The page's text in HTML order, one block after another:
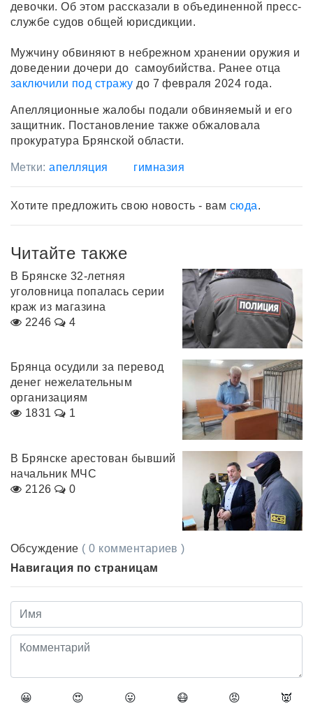
девочки. Об этом рассказали в объединенной пресс-
службе судов общей юрисдикции.
Мужчину обвиняют в небрежном хранении оружия и
доведении дочери до самоубийства. Ранее отца
заключили под стражу до 7 февраля 2024 года.
Апелляционные жалобы подали обвиняемый и его
защитник. Постановление также обжаловала
прокуратура Брянской области.
Метки:апелляция гимназия
Хотите предложить свою новость - вам сюда.
Читайте также
В Брянске 32-летняя
уголовница попалась серии
краж из магазина
2246
4
Брянца осудили за перевод
денег нежелательным
организациям
1831
1
В Брянске арестован бывший
начальник МЧС
2126
0
Обсуждение ( 0 комментариев )
Навигация по страницам
😀 😍 😛 😷 😡 👿